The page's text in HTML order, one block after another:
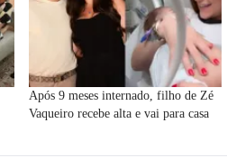
Após 9 meses internado, filho de Zé
Vaqueiro recebe alta e vai para casa